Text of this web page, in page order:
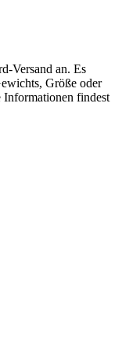
Versand an. Es
Größe oder
Informationen findest